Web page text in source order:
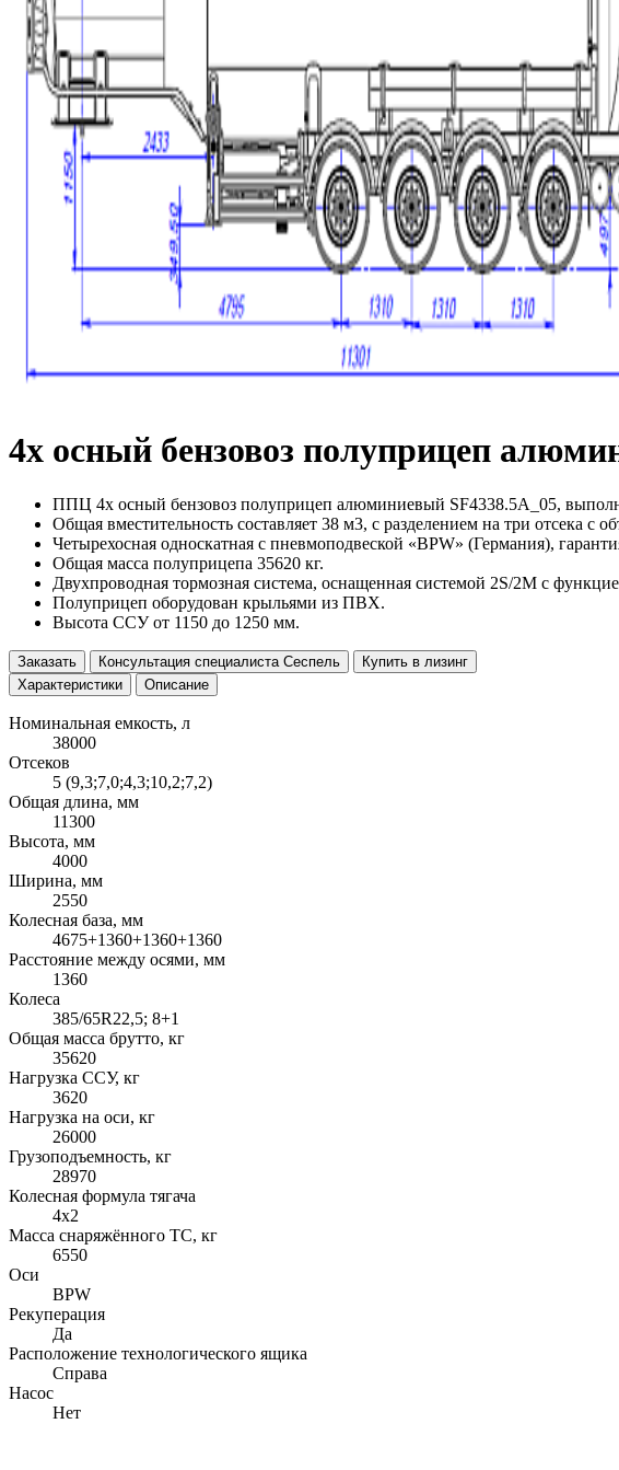
4х осный бензовоз полуприцеп
ППЦ 4х осный бензовоз полуприцеп алюминиевый SF4338.5A_05,
Общая вместительность составляет 38 м3, с разделением на три отсека с
Четырехосная односкатная с пневмоподвеской «BPW» (Германия),
Общая масса полуприцепа 35620 кг.
Двухпроводная тормозная система, оснащенная системой 2S/2M с
Полуприцеп оборудован крыльями из ПВХ.
Высота ССУ от 1150 до 1250 мм.
Заказать Консультация специалиста Сеспель
Купить в лизинг
Характеристики
Описание
Номинальная емкость, л
38000
Отсеков
5 (9,3;7,0;4,3;10,2;7,2)
Общая длина, мм
11300
Высота, мм
4000
Ширина, мм
2550
Колесная база, мм
4675+1360+1360+1360
Расстояние между осями, мм
1360
Колеса
385/65R22,5; 8+1
Общая масса брутто, кг
35620
Нагрузка ССУ, кг
3620
Нагрузка на оси, кг
26000
Грузоподъемность, кг
28970
Колесная формула тягача
4x2
Масса снаряжённого ТС, кг
6550
Оси
BPW
Рекуперация
Да
Расположение технологического ящика
Справа
Насос
Нет